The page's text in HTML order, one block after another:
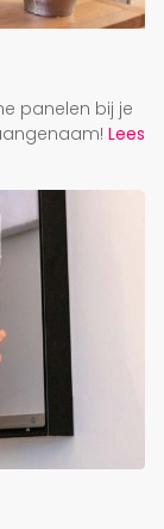
panelen bij je
Lees